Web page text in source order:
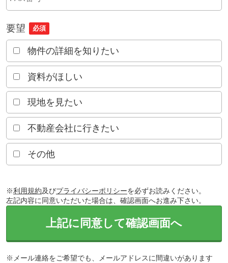
要望 必須
物件の詳細を知りたい
資料がほしい
現地を見たい
不動産会社に行きたい
その他
※利用規約及びプライバシーポリシーを必ずお読みください。
左記内容に同意いただいた場合は、確認画面へお進み下さい。
上記に同意して確認画面へ
※メール連絡をご希望でも、メールアドレスに間違いがあります